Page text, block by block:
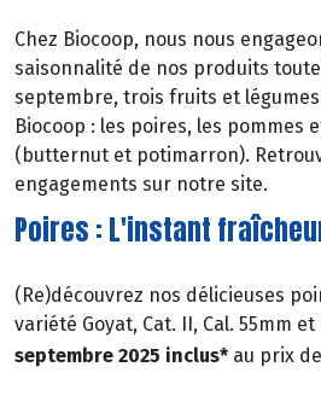
Chez Biocoop, nous nous
saisonnalité de nos produits
septembre, trois fruits et
Biocoop : les poires, les pommes
(butternut et potimarron).
engagements sur notre site.
Poires : L'instant
(Re)découvrez nos délicieuses
variété Goyat, Cat. II, Cal. 55mm et
septembre 2025 inclus* au prix de